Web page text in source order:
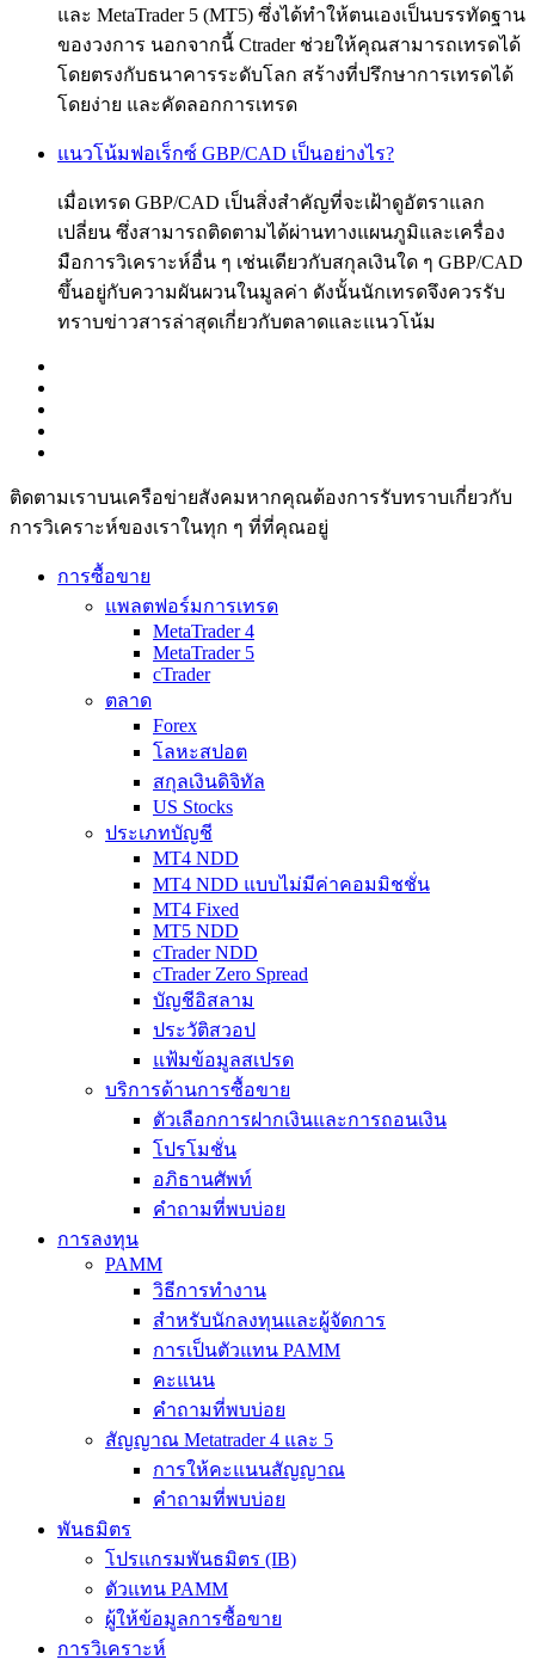
และ MetaTrader 5 (MT5) ซึ่งได้ทำให้ตนเองเป็นบรรทัดฐาน
ของวงการ นอกจากนี้ Ctrader ช่วยให้คุณสามารถเทรดได้
โดยตรงกับธนาคารระดับโลก สร้างที่ปรึกษาการเทรดได้
โดยง่าย และคัดลอกการเทรด
แนวโน้มฟอเร็กซ์ GBP/CAD เป็นอย่างไร?
เมื่อเทรด GBP/CAD เป็นสิ่งสำคัญที่จะเฝ้าดูอัตราแลก
เปลี่ยน ซึ่งสามารถติดตามได้ผ่านทางแผนภูมิและเครื่อง
มือการวิเคราะห์อื่น ๆ เช่นเดียวกับสกุลเงินใด ๆ GBP/CAD
ขึ้นอยู่กับความผันผวนในมูลค่า ดังนั้นนักเทรดจึงควรรับ
ทราบข่าวสารล่าสุดเกี่ยวกับตลาดและแนวโน้ม
ติดตามเราบนเครือข่ายสังคมหากคุณต้องการรับทราบเกี่ยวกับ
การวิเ­คราะห์ของเราในทุก ๆ ที่ที่คุณอยู่
การซื้อขาย
แพลตฟอร์มการเทรด
MetaTrader 4
MetaTrader 5
cTrader
ตลาด
Forex
โลหะสปอต
สกุลเงินดิจิทัล
US Stocks
ประเภทบัญชี
MT4 NDD
MT4 NDD แบบไม่มีค่าคอมมิชชั่น
MT4 Fixed
MT5 NDD
cTrader NDD
cTrader Zero Spread
บัญชีอิสลาม
ประวัติสวอป
แฟ้มข้อมูลสเปรด
บริการด้านการซื้อขาย
ตัวเลือกการฝากเงินและการถอนเงิน
โปรโมชั่น
อภิธานศัพท์
คำถามที่พบบ่อย
การลงทุน
PAMM
วิธีการทำงาน
สำหรับนักลงทุนและผู้จัดการ
การเป็นตัวแทน PAMM
คะแนน
คำถามที่พบบ่อย
สัญญาณ Metatrader 4 และ 5
การให้คะแนนสัญญาณ
คำถามที่พบบ่อย
พันธมิตร
โปรแกรมพันธมิตร (IB)
ตัวแทน PAMM
ผู้ให้ข้อมูลการซื้อขาย
การวิเคราะห์